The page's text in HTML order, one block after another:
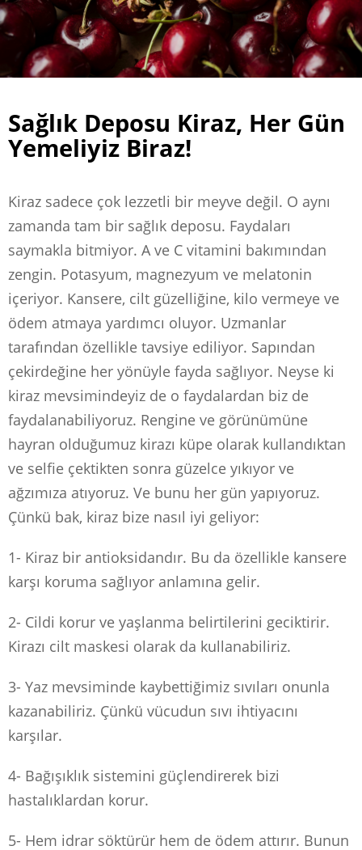
Sağlık Deposu Kiraz, Her Gün
Yemeliyiz Biraz!
Kiraz sadece çok lezzetli bir meyve değil. O aynı
zamanda tam bir sağlık deposu. Faydaları
saymakla bitmiyor. A ve C vitamini bakımından
zengin. Potasyum, magnezyum ve melatonin
içeriyor. Kansere, cilt güzelliğine, kilo vermeye ve
ödem atmaya yardımcı oluyor. Uzmanlar
tarafından özellikle tavsiye ediliyor. Sapından
çekirdeğine her yönüyle fayda sağlıyor. Neyse ki
kiraz mevsimindeyiz de o faydalardan biz de
faydalanabiliyoruz. Rengine ve görünümüne
hayran olduğumuz kirazı küpe olarak kullandıktan
ve selfie çektikten sonra güzelce yıkıyor ve
ağzımıza atıyoruz. Ve bunu her gün yapıyoruz.
Çünkü bak, kiraz bize nasıl iyi geliyor:
1- Kiraz bir antioksidandır. Bu da özellikle kansere
karşı koruma sağlıyor anlamına gelir.
2- Cildi korur ve yaşlanma belirtilerini geciktirir.
Kirazı cilt maskesi olarak da kullanabiliriz.
3- Yaz mevsiminde kaybettiğimiz sıvıları onunla
kazanabiliriz. Çünkü vücudun sıvı ihtiyacını
karşılar.
4- Bağışıklık sistemini güçlendirerek bizi
hastalıklardan korur.
5- Hem idrar söktürür hem de ödem attırır. Bunun